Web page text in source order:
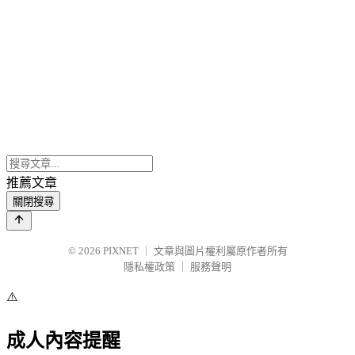
推薦文章
關閉搜尋
© 2026 PIXNET
文章與圖片權利屬原作者所有
隱私權政策
服務聲明
⚠️
成人內容提醒